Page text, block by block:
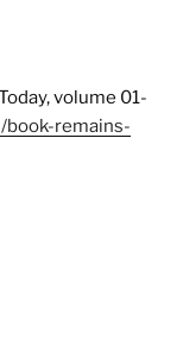
volume 01-
remains-